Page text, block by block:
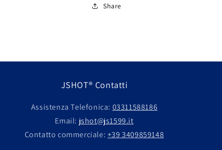
Share
JSHOT® Contatti
Assistenza Telefonica: 03311588186
Email: jshot@js1599.it
Contatto commerciale: +39 3409859148